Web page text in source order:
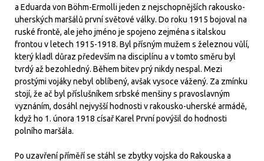
a Eduarda von Böhm-Ermolli jeden z nejschopnějších rakousko-
uherských maršálů první světové války. Do roku 1915 bojoval na
ruské frontě, ale jeho jméno je spojeno zejména s italskou
frontou v letech 1915-1918. Byl přísným mužem s železnou vůlí,
který kladl důraz především na disciplínu a v tomto směru byl
tvrdý až bezohledný. Během bitev prý nikdy nespal. Mezi
prostými vojáky nebyl oblíbený, avšak vysoce vážený. Za zmínku
stojí, že ač byl příslušníkem srbské menšiny s pravoslavným
vyznáním, dosáhl nejvyšší hodnosti v rakousko-uherské armádě,
když ho 1. února 1918 císař Karel První povýšil do hodnosti
polního maršála.
Po uzavření příměří se stáhl se zbytky vojska do Rakouska a